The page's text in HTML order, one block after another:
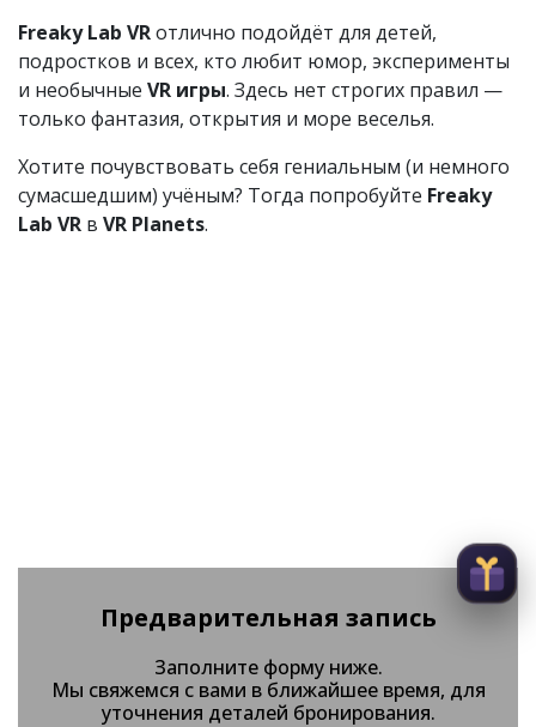
Freaky Lab VRотлично подойдёт для детей,
подростков и всех, кто любит юмор, эксперименты
и необычные VR игры. Здесь нет строгих правил —
только фантазия, открытия и море веселья.
Хотите почувствовать себя гениальным (и немного
сумасшедшим) учёным? Тогда попробуйте Freaky
Lab VR в VR Planets.
Предварительная запись
Заполните форму ниже.
Мы свяжемся с вами в ближайшее время, для
уточнения деталей бронирования.